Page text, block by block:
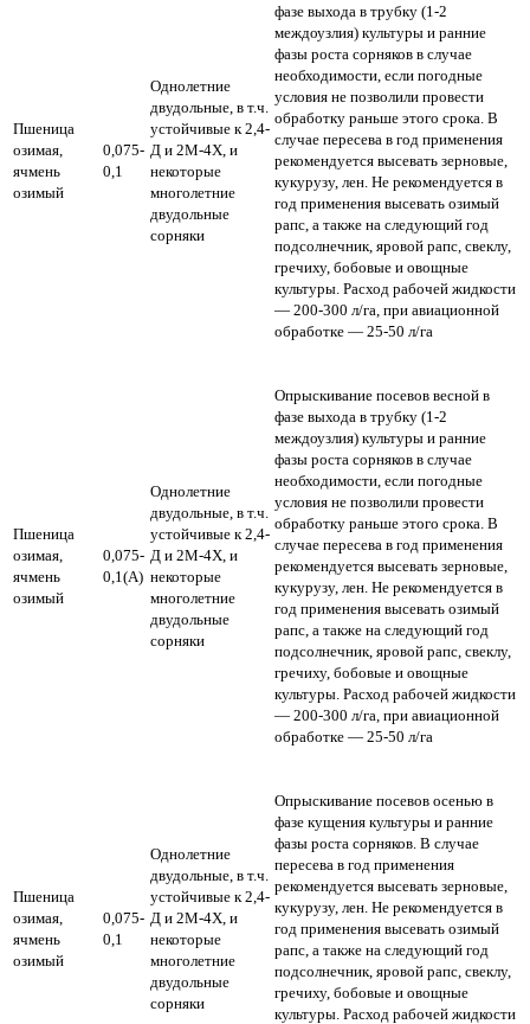
Пшеница
озимая,
ячмень
озимый
0,075-
0,1
Однолетние
двудольные, в т.ч.
устойчивые к 2,4-
Д и 2М-4Х, и
некоторые
многолетние
двудольные
сорняки
фазе выхода в трубку (1-2
междоузлия) культуры и ранние
фазы роста сорняков в случае
необходимости, если погодные
условия не позволили провести
обработку раньше этого срока. В
случае пересева в год применения
рекомендуется высевать зерновые,
кукурузу, лен. Не рекомендуется в
год применения высевать озимый
рапс, а также на следующий год
подсолнечник, яровой рапс, свеклу,
гречиху, бобовые и овощные
культуры. Расход рабочей жидкости
— 200-300 л/га, при авиационной
обработке — 25-50 л/га
Пшеница
озимая,
ячмень
озимый
0,075-
0,1(А)
Однолетние
двудольные, в т.ч.
устойчивые к 2,4-
Д и 2М-4Х, и
некоторые
многолетние
двудольные
сорняки
Опрыскивание посевов весной в
фазе выхода в трубку (1-2
междоузлия) культуры и ранние
фазы роста сорняков в случае
необходимости, если погодные
условия не позволили провести
обработку раньше этого срока. В
случае пересева в год применения
рекомендуется высевать зерновые,
кукурузу, лен. Не рекомендуется в
год применения высевать озимый
рапс, а также на следующий год
подсолнечник, яровой рапс, свеклу,
гречиху, бобовые и овощные
культуры. Расход рабочей жидкости
— 200-300 л/га, при авиационной
обработке — 25-50 л/га
Пшеница
озимая,
ячмень
озимый
0,075-
0,1
Однолетние
двудольные, в т.ч.
устойчивые к 2,4-
Д и 2М-4Х, и
некоторые
многолетние
двудольные
сорняки
Опрыскивание посевов осенью в
фазе кущения культуры и ранние
фазы роста сорняков. В случае
пересева в год применения
рекомендуется высевать зерновые,
кукурузу, лен. Не рекомендуется в
год применения высевать озимый
рапс, а также на следующий год
подсолнечник, яровой рапс, свеклу,
гречиху, бобовые и овощные
культуры. Расход рабочей жидкости